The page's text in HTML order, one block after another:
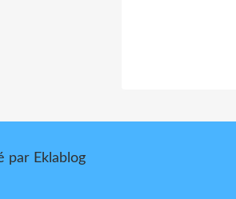
par Eklablog